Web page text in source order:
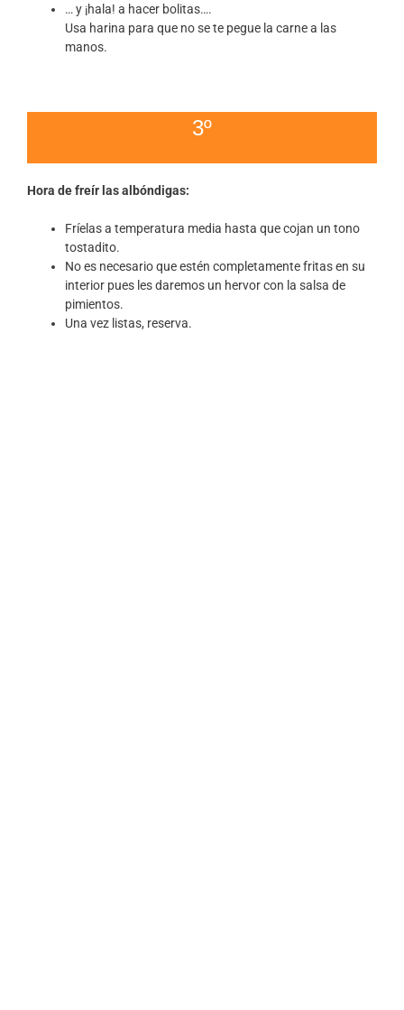
… y ¡hala! a hacer bolitas….
Usa harina para que no se te pegue la carne a las
manos.
3º
Hora de freír las albóndigas:
Fríelas a temperatura media hasta que cojan un tono
tostadito.
No es necesario que estén completamente fritas en su
interior pues les daremos un hervor con la salsa de
pimientos.
Una vez listas, reserva.